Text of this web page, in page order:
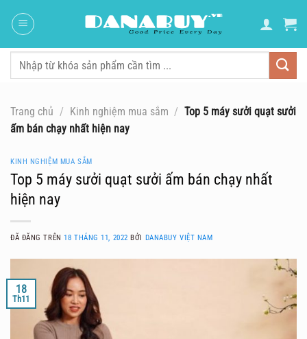
đến
dung
Tìm
Trang chủ / Kinh nghiệm mua sắm / Top 5 máy sưởi quạt sưởi
ấm bán chạy nhất hiện nay
KINH NGHIỆM MUA SẮM
Top 5 máy sưởi quạt sưởi ấm bán chạy nhất
hiện nay
ĐÃ ĐĂNG TRÊN18 THÁNG 11, 2022 BỞI DANABUY VIỆT NAM
18
Th11